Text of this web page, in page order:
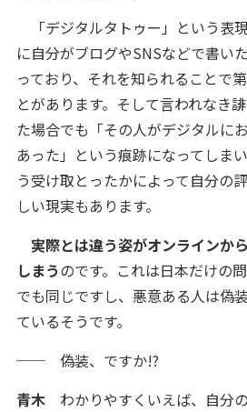
「デジタルタトゥー」という表
に自分がブログやSNSなどで書い
っており、それを知られることで
とがあります。そして言われなき
た場合でも「その人がデジタルに
あった」という痕跡になってしま
う受け取とったかによって自分の
しい現実もあります。
実際とは違う姿がオンラインか
しまうのです。これは日本だけの
でも同じですし、悪意ある人は偽
ているそうです。
── 偽装、ですか!?
青木わかりやすくいえば、自分